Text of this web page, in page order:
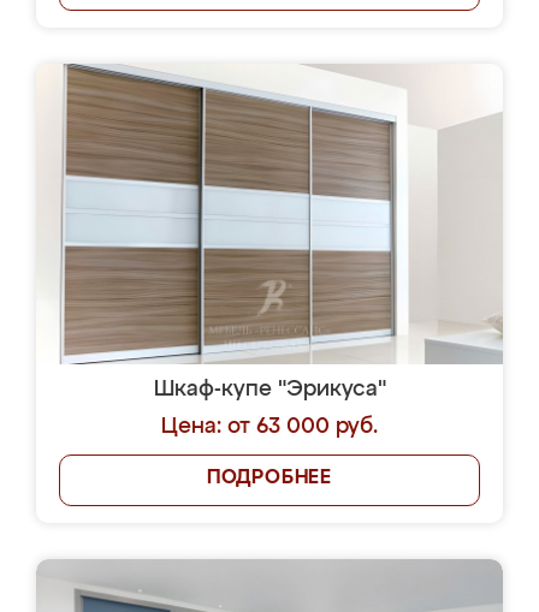
Шкаф-купе "Эрикуса"
Цена: от 63 000 руб.
ПОДРОБНЕЕ